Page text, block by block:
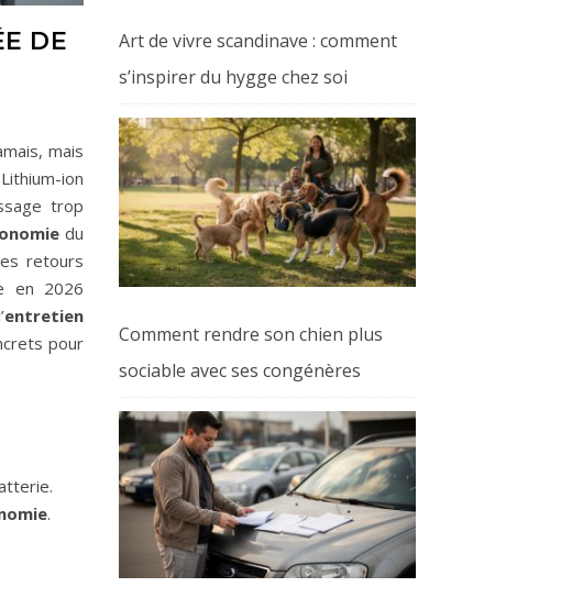
DE
mais
ion
trop
du
retours
en 2026
entretien
pour
.
Art de vivre scandinave : comment
s’inspirer du hygge chez soi
Comment rendre son chien plus
sociable avec ses congénères